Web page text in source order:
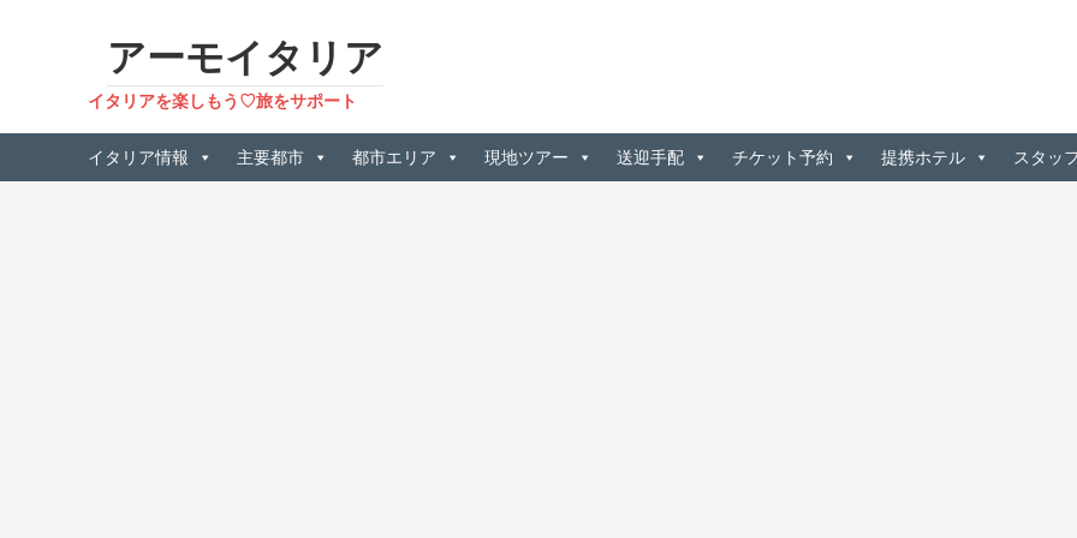
アーモイタリア
イタリアを楽しもう♡旅をサポート
イタリア情報 主要都市 都市エリア 現地ツアー 送迎手配 チケット予約 提携ホテル スタッフ